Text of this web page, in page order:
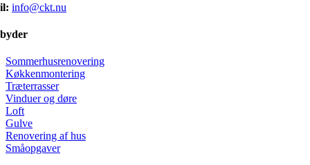
info@ckt.nu
Sommerhusrenovering
Køkkenmontering
Træterrasser
Vinduer og døre
Loft
Gulve
Renovering af hus
Småopgaver